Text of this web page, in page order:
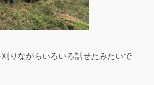
りながらいろいろ話せたみたいで